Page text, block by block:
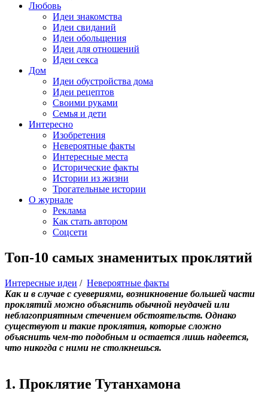
Любовь
Идеи знакомства
Идеи свиданий
Идеи обольщения
Идеи для отношений
Идеи секса
Дом
Идеи обустройства дома
Идеи рецептов
Своими руками
Семья и дети
Интересно
Изобретения
Невероятные факты
Интересные места
Исторические факты
Истории из жизни
Трогательные истории
О журнале
Реклама
Как стать автором
Соцсети
Топ-10 самых знаменитых проклятий
Интересные идеи / Невероятные факты
Как и в случае с суевериями, возникновение большей части
проклятий можно объяснить обычной неудачей или
неблагоприятным стечением обстоятельств. Однако
существуют и такие проклятия, которые сложно
объяснить чем-то подобным и остается лишь надеется,
что никогда с ними не столкнешься.
1. Проклятие Тутанхамона